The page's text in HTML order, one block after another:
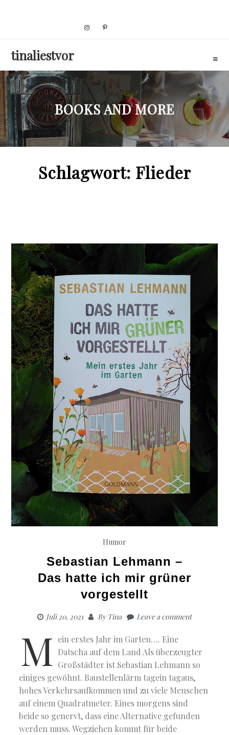
tinaliestvor
BOOKS AND MORE
Schlagwort: Flieder
Humor
Sebastian Lehmann –
Das hatte ich mir grüner
vorgestellt
Juli 20, 2021 ByTina Leave a comment
M ein erstes Jahr im Garten…. Eine
Datscha auf dem Land Als überzeugter
Großstädter ist Sebastian Lehmann so
einiges gewöhnt. Baustellenlärm tagein tagaus,
hohes Verkehrsaufkommen und zu viele Menschen
auf einem Quadratmeter. Eines morgens sind
beide so genervt, dass eine Alternative gefunden
werden muss. Wegziehen kommt für beide